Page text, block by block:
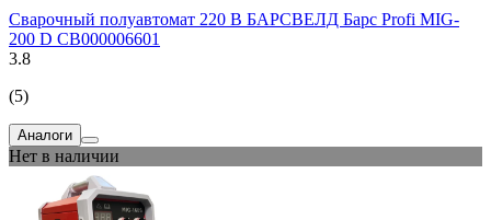
Сварочный полуавтомат 220 В БАРСВЕЛД Барс Profi MIG-
200 D СВ000006601
3.8
(5)
Аналоги
Нет в наличии